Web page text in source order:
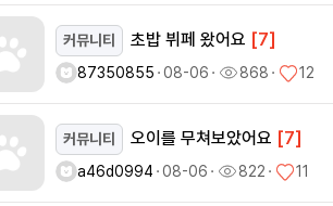
커뮤니티 초밥 뷔페 왔어요 [7]
87350855ㆍ08-06ㆍ 868ㆍ 12
커뮤니티 오이를 무쳐보았어요 [7]
a46d0994ㆍ08-06ㆍ 822ㆍ 11